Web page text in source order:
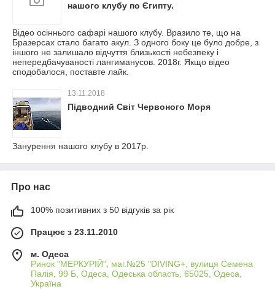
нашого клубу по Єгипту.
Відео осіннього сафарі нашого клубу. Вразило те, що на
Бразерсах стало багато акул. З одного боку це було добре, з
іншого не залишало відчуття близькості небезпеку і
непередбачуваності лангиманусов. 2018г. Якщо відео
сподобалося, поставте лайк.
13.11.2018
Підводний Світ Червоного Моря
Занурення нашого клубу в 2017р.
Про нас
100% позитивних з 50 відгуків за рік
Працює з 23.11.2010
м. Одеса
Ринок "МЕРКУРІЙ", маг.№25 "DIVING+, вулиця Семена
Палія, 99 Б, Одеса, Одеська область, 65025, Одеса,
Україна